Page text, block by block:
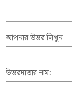
আপনার উত্তর লিখুন
উত্তরদাতার নাম: